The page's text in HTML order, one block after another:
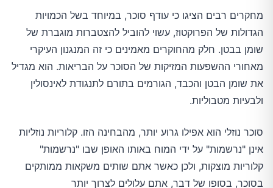
מחקרים רבים הציגו כי עודף סוכר, במיוחד בשל הכמויות
הגדולות של הפרוקטוז, עשוי להוביל להצטברות מוגברת של
שומן בבטן. חלק מהחוקרים מאמינים כי זה המנגנון העיקרי
מאחורי ההשפעות המזיקות של הסוכר על הבריאות. הוא מגדיל
את שומן הבטן והכבד, הגורמים בתורם לתנגודת לאינסולין
ולבעיות מטבוליות.
סוכר נוזלי הוא אפילו גרוע יותר, מהבחינה הזו. קלוריות נוזליות
אינן "נרשמות" על ידי המוח באותו האופן שבו "נרשמות"
קלוריות מוצקות, ולכן כאשר אתם שותים משקאות ממותקים
בסוכר, בסופו של דבר, אתם עלולים לצרוך יותר